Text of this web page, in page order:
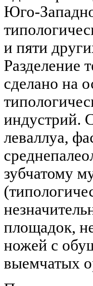
Юго-
и пяти
Разделение
сделано на
индустрий.
леваллуа,
зубчатому
площадок,
ножей с
выемчатых